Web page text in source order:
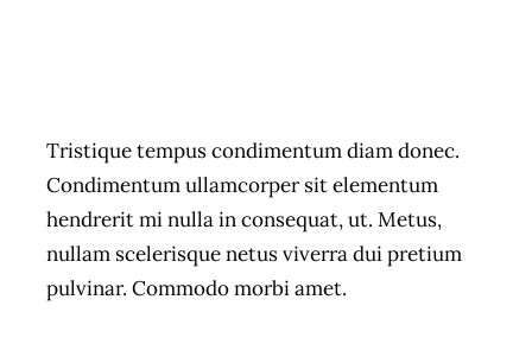
Tristique tempus condimentum diam donec.
Condimentum ullamcorper sit elementum
hendrerit mi nulla in consequat, ut. Metus,
nullam scelerisque netus viverra dui pretium
pulvinar. Commodo morbi amet.